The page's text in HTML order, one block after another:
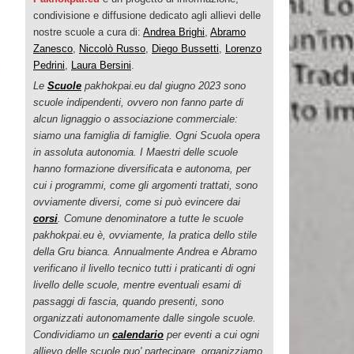
condivisione e diffusione dedicato agli allievi delle
nostre scuole a cura di: Andrea Brighi Abramo
Zanesco Niccolò Russo Diego Bussetti
Lorenzo
Pedrini
Laura Bersini
Le Scuole pakhokpai.eu dal giugno 2023 sono
scuole indipendenti, ovvero non fanno parte di
alcun lignaggio o associazione commerciale:
siamo una famiglia di famiglie. Ogni Scuola opera
in assoluta autonomia. I Maestri delle scuole
hanno formazione diversificata e autonoma, per
cui i programmi, come gli argomenti trattati, sono
ovviamente diversi, come si può evincere dai
corsi . Comune denominatore a tutte le scuole
pakhokpai.eu è, ovviamente, la pratica dello stile
della Gru bianca. Annualmente Andrea e Abramo
verificano il livello tecnico tutti i praticanti di ogni
livello delle scuole, mentre eventuali esami di
passaggi di fascia, quando presenti, sono
organizzati autonomamente dalle singole scuole.
Condividiamo un calendario per eventi a cui ogni
allievo delle scuole puo' partecipare, organizziamo